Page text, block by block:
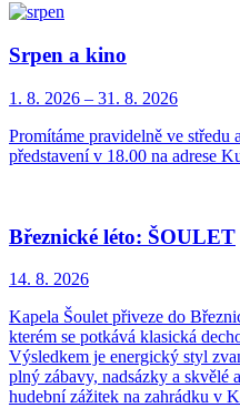
Srpen a kino
1. 8. 2026 – 31. 8. 2026
Promítáme pravidelně ve středu
představení v 18.00 na adrese
Březnické léto: ŠOULET
14. 8. 2026
Kapela Šoulet přiveze do
kterém se potkává klasická
Výsledkem je energický styl
plný zábavy, nadsázky a skvělé
hudební zážitek na zahrádku v